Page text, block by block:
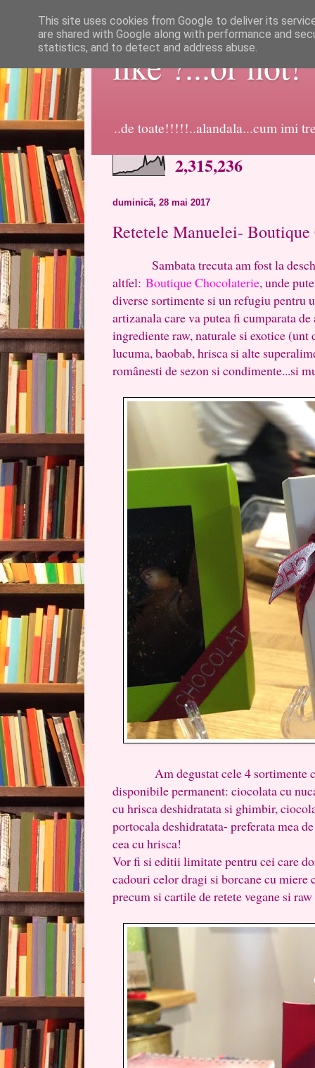
like ?...or not!
..de toate!!!!!..alandala...cum imi
2,315,236
duminică, 28 mai 2017
Retetele Manuelei-
Sambata trecuta am fost la
altfel: Boutique Chocolaterie, unde
diverse sortimente si un refugiu pentru
artizanala care va putea fi cumparata
ingrediente raw, naturale si exotice (unt
lucuma, baobab, hrisca si alte
românesti de sezon si condimente...si
Am degustat cele 4 sortimente
disponibile permanent: ciocolata cu
cu hrisca deshidratata si ghimbir,
portocala deshidratata- preferata mea
cea cu hrisca!
Vor fi si editii limitate pentru cei care
cadouri celor dragi si borcane cu miere
precum si cartile de retete vegane si
This site uses cookies from Google to deliver its
are shared with Google along with performance and
statistics, and to detect and address abuse.